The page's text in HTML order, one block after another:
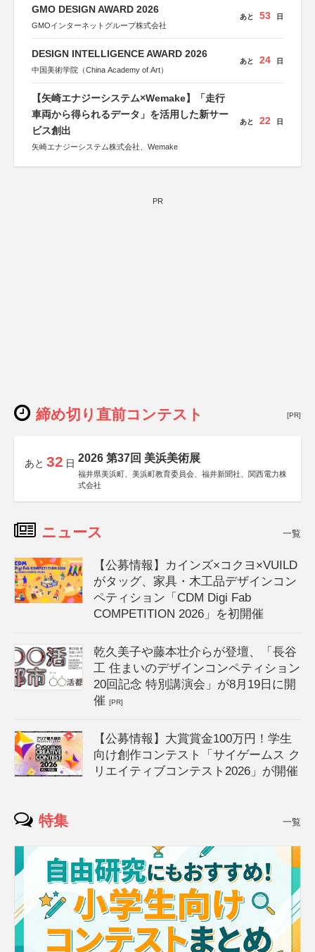
GMO DESIGN AWARD 2026
GMOインターネットグループ株式会社
あと 53 日
DESIGN INTELLIGENCE AWARD 2026
中国美術学院（China Academy of Art）
あと 24 日
【矢崎エナジーシステム×Wemake】「走行
車両から得られるデータ」を活用した新サー
ビス創出
矢崎エナジーシステム株式会社、Wemake
あと 22 日
PR
締め切り直前コンテスト [PR]
あと 32 日 2026 第37回 美浜美術展
福井県美浜町、美浜町教育委員会、福井新聞社、関西電力株
式会社
ニュース 一覧
【公募情報】カインズ×コクヨ×VUILD
がタッグ、家具・木工品デザインコン
ペティション「CDM Digi Fab
COMPETITION 2026」を初開催
乾久美子や藤本壮介らが登壇、「長谷
工 住まいのデザインコンペティション
20回記念 特別講演会」が8月19日に開
催[PR]
【公募情報】大賞賞金100万円！学生
向け創作コンテスト「サイゲームス ク
リエイティブコンテスト2026」が開催
特集 一覧